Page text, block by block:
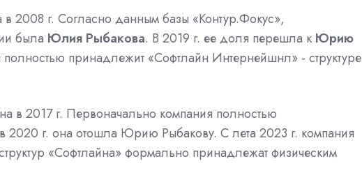
г. Согласно данным базы «Контур.Фокус»,
была Юлия Рыбакова. В 2019 г. ее доля перешла к Юрию
полностью принадлежит «Софтлайн Интернейшнл» - структуре
2017 г. Первоначально компания полностью
2020 г. она отошла Юрию Рыбакову. С лета 2023 г. компания
«Софтлайна» формально принадлежат физическим